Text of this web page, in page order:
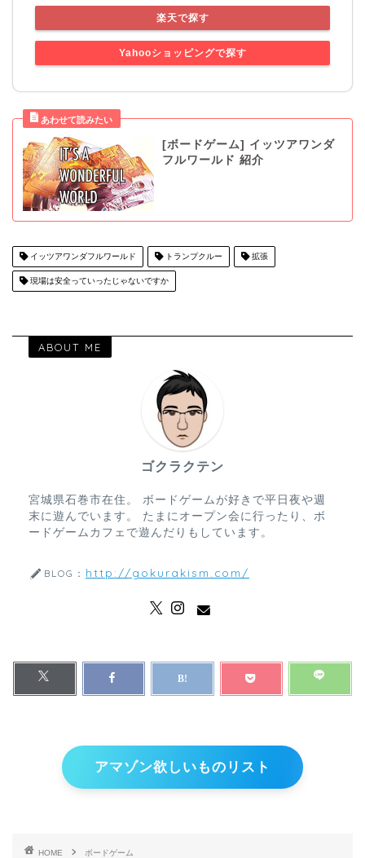
楽天で探す
Yahooショッピングで探す
[ボードゲーム] イッツアワンダ
フルワールド 紹介
イッツアワンダフルワールド トランプクルー 拡張
現場は安全っていったじゃないですか
ABOUT ME
ゴクラクテン
宮城県石巻市在住。 ボードゲームが好きで平日夜や週
末に遊んでいます。 たまにオープン会に行ったり、ボ
ードゲームカフェで遊んだりもしています。
BLOG： http://gokurakism.com/
アマゾン欲しいものリスト
HOME
ボードゲーム